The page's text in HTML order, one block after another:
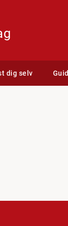
dig selv